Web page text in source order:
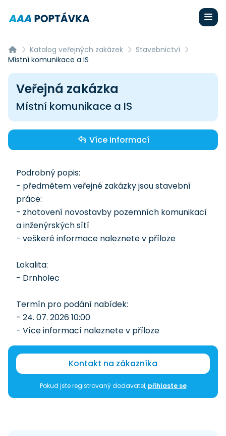
Katalog veřejných zakázek
Stavebnictví
Místní komunikace a IS
Veřejná zakázka
Místní komunikace a IS
Více informací
Podrobný popis:
- předmětem veřejné zakázky jsou stavební
práce:
- zhotovení novostavby pozemních komunikací
a inženýrských sítí
- veškeré informace naleznete v příloze
Lokalita:
- Drnholec
Termín pro podání nabídek:
- 24. 07. 2026 10:00
- Více informací naleznete v příloze
Kontakt na zákazníka
Pokud jste registrovaný dodavatel, přihlaste se